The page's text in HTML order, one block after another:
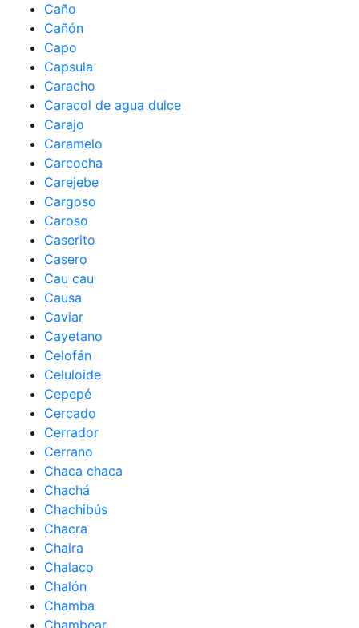
Caño
Cañón
Capo
Capsula
Caracho
Caracol de agua dulce
Carajo
Caramelo
Carcocha
Carejebe
Cargoso
Caroso
Caserito
Casero
Cau cau
Causa
Caviar
Cayetano
Celofán
Celuloide
Cepepé
Cercado
Cerrador
Cerrano
Chaca chaca
Chachá
Chachibús
Chacra
Chaira
Chalaco
Chalón
Chamba
Chambear